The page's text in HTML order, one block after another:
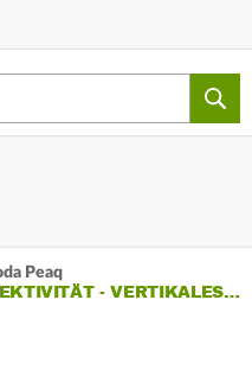
Peaq
- VERTIKALES…